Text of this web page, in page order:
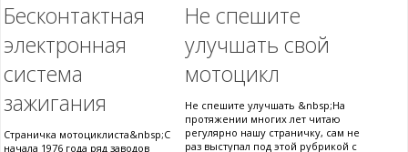
Бесконтактная
электронная
система
зажигания
Страничка мотоциклиста&nbsp;С
начала 1976 года ряд заводов
Не спешите
улучшать свой
мотоцикл
Не спешите улучшать &nbsp;На
протяжении многих лет читаю
регулярно нашу страничку, сам не
раз выступал под этой рубрикой с